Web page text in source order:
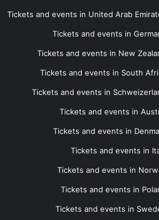
Tickets and events in United Arab
Tickets and events in
Tickets and events in New
Tickets and events in South
Tickets and events in
Tickets and events in
Tickets and events in
Tickets and events in
Tickets and events in
Tickets and events in
Tickets and events in